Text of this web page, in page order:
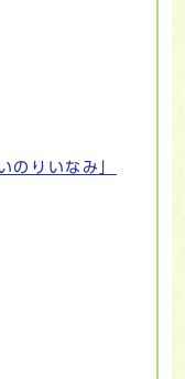
のりいなみ」